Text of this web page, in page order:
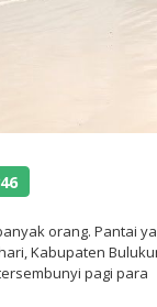
orang. Pantai
Kabupaten
pagi para